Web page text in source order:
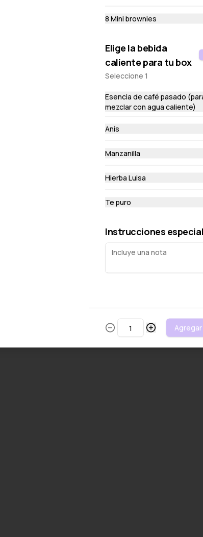
8 Mini brownies
Elige la bebida
caliente para tu box
Seleccione 1
Esencia de café pasado
mezclar con agua caliente)
Anís
Manzanilla
Hierba Luisa
Te puro
Instrucciones
Agregar